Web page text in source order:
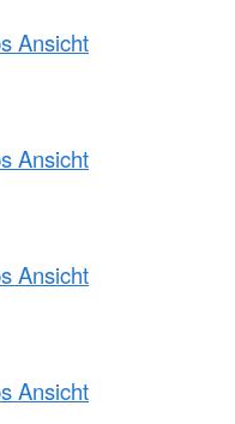
Ansicht
Ansicht
Ansicht
Ansicht